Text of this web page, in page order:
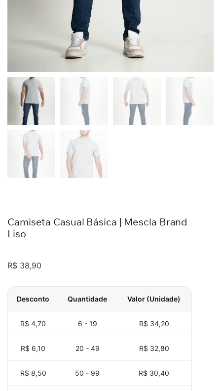
Camiseta Casual Básica | Mescla Brand
Liso
R$ 38,90
Desconto Quantidade Valor (Unidade)
R$ 4,70 6 - 19 R$ 34,20
R$ 6,10 20 - 49 R$ 32,80
R$ 8,50 50 - 99 R$ 30,40